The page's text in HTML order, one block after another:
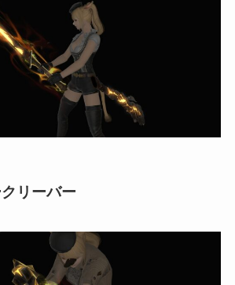
リーバー